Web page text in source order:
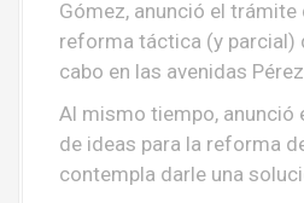
Gómez, anunció el
reforma táctica (y parcial)
cabo en las avenidas
Al mismo tiempo, anunció
de ideas para la reforma
contempla darle una